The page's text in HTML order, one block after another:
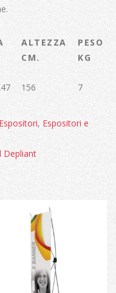
ALTEZZA
CM.
PESO
KG
156 7
Espositori, Espositori e
Depliant